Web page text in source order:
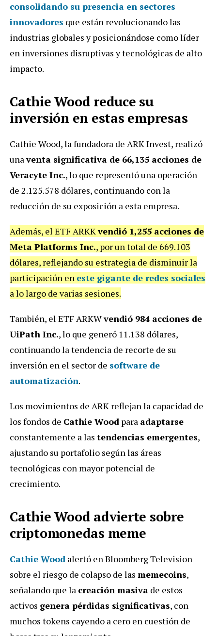
consolidando su presencia en sectores
innovadores que están revolucionando las
industrias globales y posicionándose como líder
en inversiones disruptivas y tecnológicas de alto
impacto.
Cathie Wood reduce su
inversión en estas empresas
Cathie Wood, la fundadora de ARK Invest, realizó
unaventa significativa de 66,135 acciones de
Veracyte Inc., lo que representó una operación
de 2.125.578 dólares, continuando con la
reducción de su exposición a esta empresa.
Además, el ETF ARKKvendió 1,255 acciones de
Meta Platforms Inc., por un total de 669.103
dólares, reflejando su estrategia de disminuir la
participación en este gigante de redes sociales
a lo largo de varias sesiones.
También, el ETF ARKWvendió 984 acciones de
UiPath Inc., lo que generó 11.138 dólares,
continuando la tendencia de recorte de su
inversión en el sector de software de
automatización.
Los movimientos de ARK reflejan la capacidad de
los fondos de Cathie Wood para adaptarse
constantemente a las tendencias emergentes,
ajustando su portafolio según las áreas
tecnológicas con mayor potencial de
crecimiento.
Cathie Wood advierte sobre
criptomonedas meme
Cathie Wood alertó en Bloomberg Television
sobre el riesgo de colapso de las memecoins,
señalando que la creación masiva de estos
activos genera pérdidas significativas, con
muchos tokens cayendo a cero en cuestión de